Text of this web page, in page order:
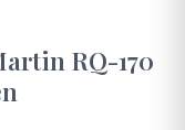
RQ-170